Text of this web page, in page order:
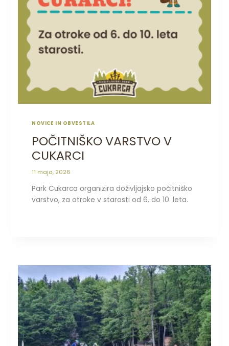
NOVICE IN OBVESTILA
POČITNIŠKO VARSTVO V
CUKARCI
11 maja, 2026
Park Cukarca organizira doživljajsko počitniško
varstvo, za otroke v starosti od 6. do 10. leta.